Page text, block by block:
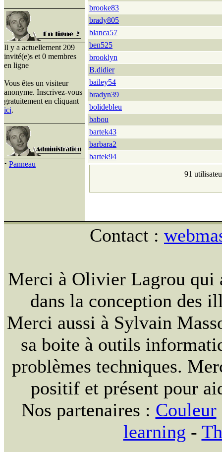
Il y a actuellement 209
invité(e)s et 0 membres
en ligne
Vous êtes un visiteur
anonyme. Inscrivez-vous
gratuitement en cliquant
ici.
· Panneau
brooke83
brady805
blanca57
ben525
brooklyn
B.didier
bailey54
bradyn39
bolidebleu
babou
bartek43
barbara2
bartek94
91
Contact :
Merci à Olivier Lagrou qui
dans la conception des
Merci aussi à Sylvain
sa boite à outils
problèmes techniques.
positif et présent pour
Nos partenaires : Couleur
learning -